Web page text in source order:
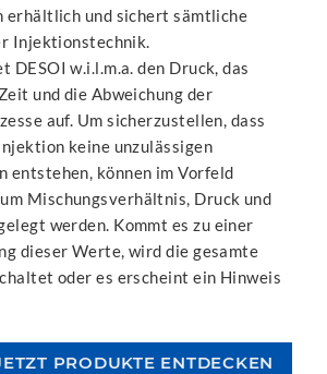
erhältlich und sichert sämtliche
Injektionstechnik.
DESOI w.i.l.m.a. den Druck, das
und die Abweichung der
auf. Um sicherzustellen, dass
keine unzulässigen
entstehen, können im Vorfeld
Mischungsverhältnis, Druck und
werden. Kommt es zu einer
dieser Werte, wird die gesamte
oder es erscheint ein Hinweis
PRODUKTE ENTDECKEN